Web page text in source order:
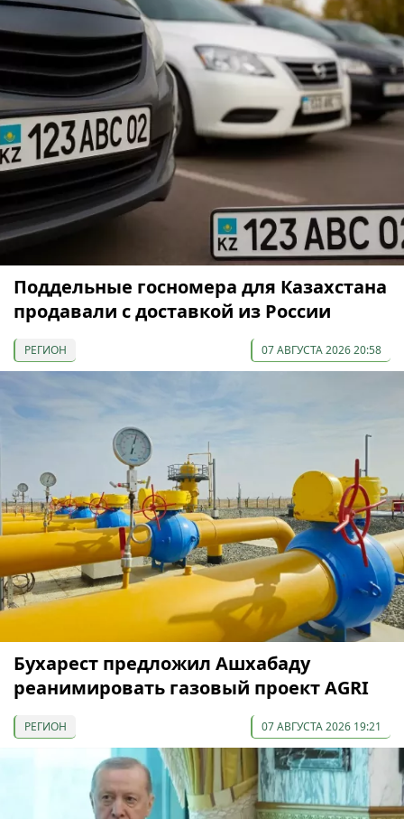
Поддельные госномера для Казахстана
продавали с доставкой из России
РЕГИОН 07 АВГУСТА 2026 20:58
Бухарест предложил Ашхабаду
реанимировать газовый проект AGRI
РЕГИОН 07 АВГУСТА 2026 19:21